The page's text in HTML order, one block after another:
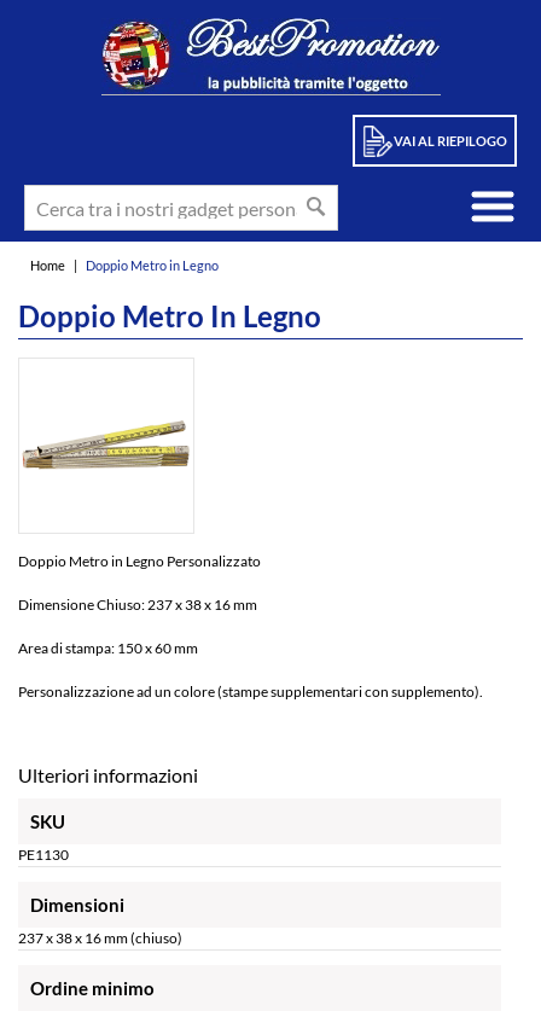
VAI AL RIEPILOGO
Home | Doppio Metro in Legno
Doppio Metro In Legno
Doppio Metro in Legno Personalizzato
Dimensione Chiuso: 237 x 38 x 16 mm
Area di stampa: 150 x 60 mm
Personalizzazione ad un colore (stampe supplementari con supplemento).
Ulteriori informazioni
SKU
PE1130
Dimensioni
237 x 38 x 16 mm (chiuso)
Ordine minimo